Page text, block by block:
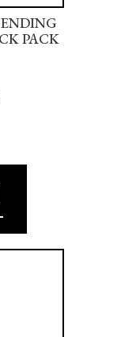
PACK